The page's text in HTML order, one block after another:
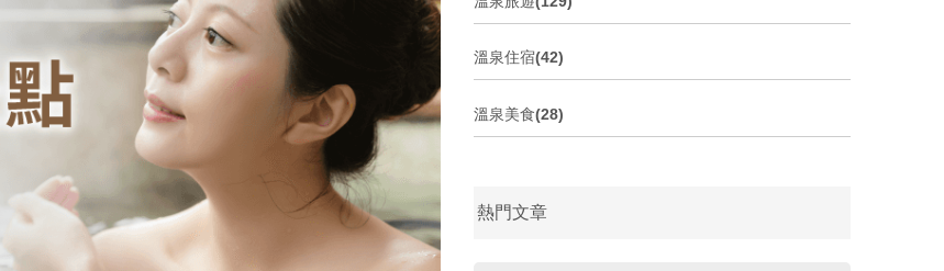
溫泉住宿(42)
溫泉美食(28)
熱門文章